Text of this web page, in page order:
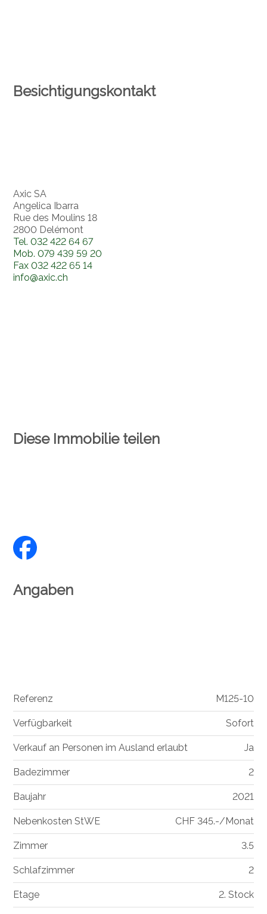
Besichtigungskontakt
Axic SA
Angelica Ibarra
Rue des Moulins 18
2800 Delémont
Tel.032 422 64 67
Mob.079 439 59 20
Fax032 422 65 14
info@axic.ch
Diese Immobilie teilen
Angaben
Referenz M125-10
Verfügbarkeit Sofort
Verkauf an Personen im Ausland erlaubt Ja
Badezimmer 2
Baujahr 2021
Nebenkosten StWE CHF 345.-/Monat
Zimmer 3.5
Schlafzimmer 2
Etage 2. Stock